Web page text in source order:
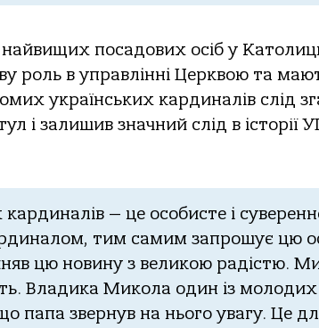
посадових осіб у
роль в управлінні Церквою та
українських кардиналів слід
і залишив значний слід в історії
— це особисте і
тим самим запрошує цю
цю новину з великою радістю.
Владика Микола один із молодих
папа звернув на нього увагу. Це